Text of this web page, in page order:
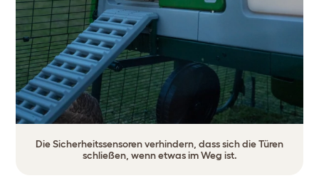
Die Sicherheitssensoren verhindern, dass sich die Türen
schließen, wenn etwas im Weg ist.